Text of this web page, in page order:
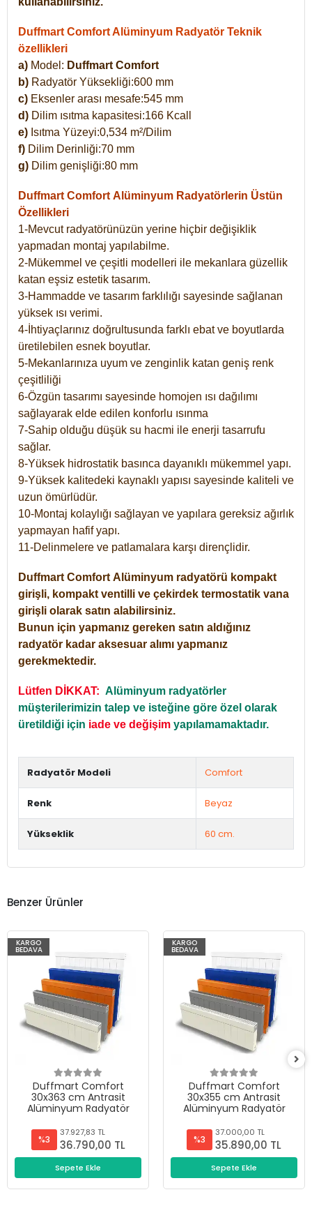
Duffmart Comfort Alüminyum Radyatör Teknik
özellikleri
a) Model: Duffmart Comfort
b) Radyatör Yüksekliği:600 mm
c) Eksenler arası mesafe:545 mm
d) Dilim ısıtma kapasitesi:166 Kcall
e) Isıtma Yüzeyi:0,534 m²/Dilim
f) Dilim Derinliği:70 mm
g) Dilim genişliği:80 mm
Duffmart Comfort Alüminyum Radyatörlerin Üstün
Özellikleri
1-Mevcut radyatörünüzün yerine hiçbir değişiklik
yapmadan montaj yapılabilme.
2-Mükemmel ve çeşitli modelleri ile mekanlara güzellik
katan eşsiz estetik tasarım.
3-Hammadde ve tasarım farklılığı sayesinde sağlanan
yüksek ısı verimi.
4-İhtiyaçlarınız doğrultusunda farklı ebat ve boyutlarda
üretilebilen esnek boyutlar.
5-Mekanlarınıza uyum ve zenginlik katan geniş renk
çeşitliliği
6-Özgün tasarımı sayesinde homojen ısı dağılımı
sağlayarak elde edilen konforlu ısınma
7-Sahip olduğu düşük su hacmi ile enerji tasarrufu
sağlar.
8-Yüksek hidrostatik basınca dayanıklı mükemmel yapı.
9-Yüksek kalitedeki kaynaklı yapısı sayesinde kaliteli ve
uzun ömürlüdür.
10-Montaj kolaylığı sağlayan ve yapılara gereksiz ağırlık
yapmayan hafif yapı.
11-Delinmelere ve patlamalara karşı dirençlidir.
Duffmart Comfort Alüminyum radyatörü kompakt
girişli, kompakt ventilli ve çekirdek termostatik vana
girişli olarak satın alabilirsiniz.
Bunun için yapmanız gereken satın aldığınız
radyatör kadar aksesuar alımı yapmanız
gerekmektedir.
Lütfen DİKKAT: Alüminyum radyatörler
müşterilerimizin talep ve isteğine göre özel olarak
üretildiği için iade ve değişim yapılamamaktadır.
Radyatör Modeli Comfort
Renk Beyaz
Yükseklik 60 cm.
Benzer Ürünler
KARGO
BEDAVA
Duffmart Comfort
30x363 cm Antrasit
Alüminyum Radyatör
%3
37.927,83 TL
36.790,00 TL
Sepete Ekle
KARGO
BEDAVA
Duffmart Comfort
30x355 cm Antrasit
Alüminyum Radyatör
%3
37.000,00 TL
35.890,00 TL
Sepete Ekle